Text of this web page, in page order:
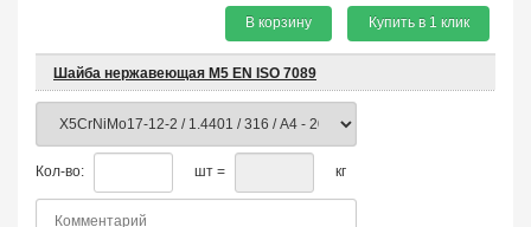
В корзину Купить в 1 клик
Шайба нержавеющая М5 EN ISO 7089
Кол-во: шт = кг